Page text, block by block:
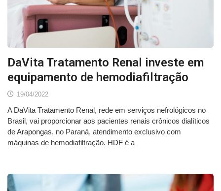
DaVita Tratamento Renal investe em
equipamento de hemodiafiltração
19/04/2022
A DaVita Tratamento Renal, rede em serviços nefrológicos no
Brasil, vai proporcionar aos pacientes renais crônicos dialíticos
de Arapongas, no Paraná, atendimento exclusivo com
máquinas de hemodiafiltração. HDF é a